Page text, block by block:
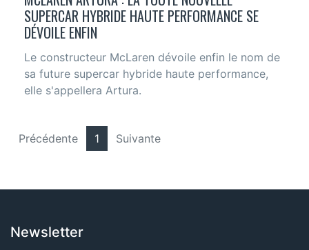
SUPERCAR HYBRIDE HAUTE PERFORMANCE SE
DÉVOILE ENFIN
Le constructeur McLaren dévoile enfin le nom de
sa future supercar hybride haute performance,
elle s'appellera Artura.
Précédente 1 Suivante
Newsletter